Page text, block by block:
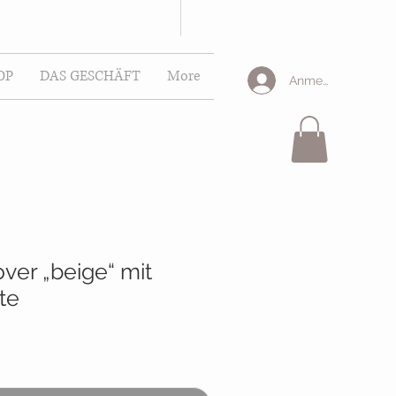
DAS GESCHÄFT More Anmelden
„beige“ mit